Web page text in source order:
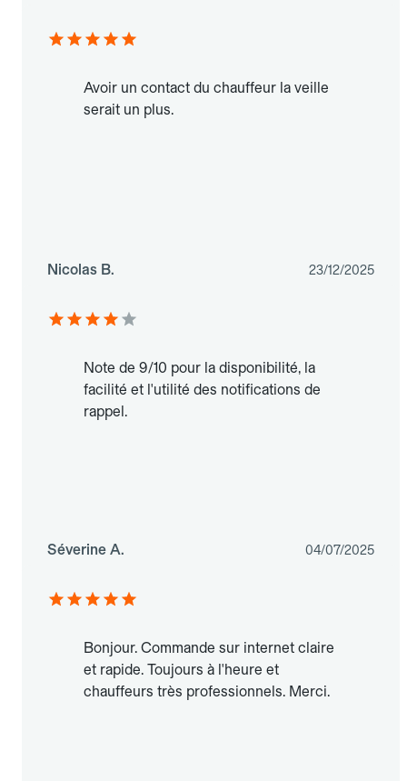
Avoir un contact du chauffeur la veille
serait un plus.
Nicolas B. 23/12/2025
Note de 9/10 pour la disponibilité, la
facilité et l'utilité des notifications de
rappel.
Séverine A. 04/07/2025
Bonjour. Commande sur internet claire
et rapide. Toujours à l'heure et
chauffeurs très professionnels. Merci.